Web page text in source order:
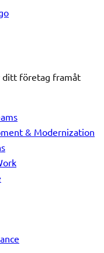
ditt företag framåt
& Modernization